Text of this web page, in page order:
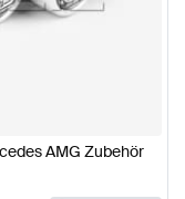
AMG Zubehör